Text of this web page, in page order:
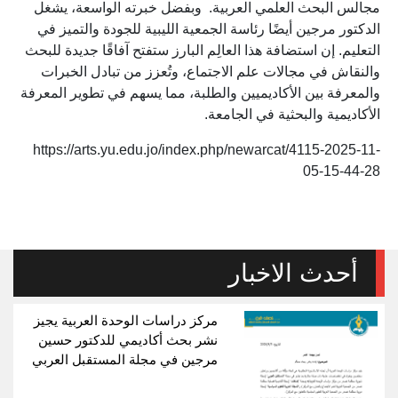
مجالس البحث العلمي العربية. وبفضل خبرته الواسعة، يشغل
الدكتور مرجين أيضًا رئاسة الجمعية الليبية للجودة والتميز في
التعليم. إن استضافة هذا العالِم البارز ستفتح آفاقًا جديدة للبحث
والنقاش في مجالات علم الاجتماع، وتُعزز من تبادل الخبرات
والمعرفة بين الأكاديميين والطلبة، مما يسهم في تطوير المعرفة
الأكاديمية والبحثية في الجامعة.
https://arts.yu.edu.jo/index.php/newarcat/4115-2025-11-
05-15-44-28
أحدث الاخبار
مركز دراسات الوحدة العربية يجيز
نشر بحث أكاديمي للدكتور حسين
مرجين في مجلة المستقبل العربي